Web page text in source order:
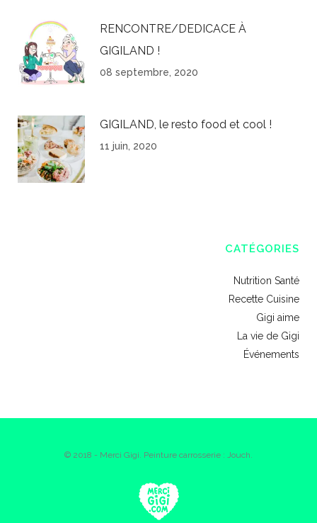
RENCONTRE/DEDICACE À
GIGILAND !
08 septembre, 2020
GIGILAND, le resto food et cool !
11 juin, 2020
CATÉGORIES
Nutrition Santé
Recette Cuisine
Gigi aime
La vie de Gigi
Événements
© 2018 - Merci Gigi. Peinture carrosserie : Jouch.